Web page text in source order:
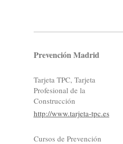
Prevención Madrid
Tarjeta TPC, Tarjeta
Profesional de la
Construcción
http://www.tarjeta-tpc.es
Cursos de Prevención